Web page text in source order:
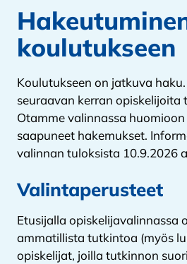
koulutukseen
Koulutukseen on jatkuva
seuraavan kerran opiskelijoita
Otamme valinnassa
saapuneet hakemukset.
valinnan tuloksista 10.9.2026
Valintaperusteet
Etusijalla opiskelijavalinnassa
ammatillista tutkintoa (myös
opiskelijat, joilla tutkinnon